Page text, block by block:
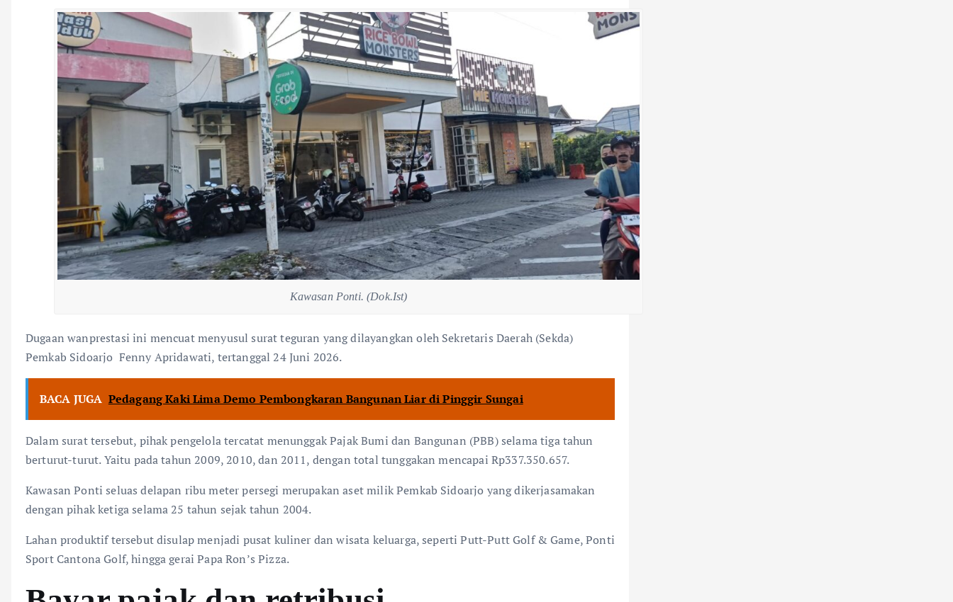
Kawasan Ponti. (Dok.Ist)
​Dugaan wanprestasi ini mencuat menyusul surat teguran yang dilayangkan oleh Sekretaris Daerah (Sekda)
Pemkab Sidoarjo Fenny Apridawati, tertanggal 24 Juni 2026.
BACA JUGA Pedagang Kaki Lima Demo Pembongkaran Bangunan Liar di Pinggir Sungai
Dalam surat tersebut, pihak pengelola tercatat menunggak Pajak Bumi dan Bangunan (PBB) selama tiga tahun
berturut-turut. Yaitu pada tahun 2009, 2010, dan 2011, dengan total tunggakan mencapai Rp337.350.657.
​Kawasan Ponti seluas delapan ribu meter persegi merupakan aset milik Pemkab Sidoarjo yang dikerjasamakan
dengan pihak ketiga selama 25 tahun sejak tahun 2004.
Lahan produktif tersebut disulap menjadi pusat kuliner dan wisata keluarga, seperti Putt-Putt Golf & Game, Ponti
Sport Cantona Golf, hingga gerai Papa Ron’s Pizza.